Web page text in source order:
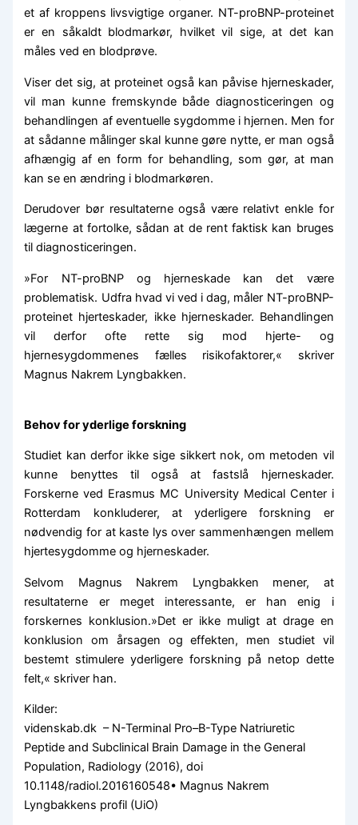
et af kroppens livsvigtige organer. NT-proBNP-proteinet
er en såkaldt blodmarkør, hvilket vil sige, at det kan
måles ved en blodprøve.
Viser det sig, at proteinet også kan påvise hjerneskader,
vil man kunne fremskynde både diagnosticeringen og
behandlingen af eventuelle sygdomme i hjernen. Men for
at sådanne målinger skal kunne gøre nytte, er man også
afhængig af en form for behandling, som gør, at man
kan se en ændring i blodmarkøren.
Derudover bør resultaterne også være relativt enkle for
lægerne at fortolke, sådan at de rent faktisk kan bruges
til diagnosticeringen.
»For NT-proBNP og hjerneskade kan det være
problematisk. Udfra hvad vi ved i dag, måler NT-proBNP-
proteinet hjerteskader, ikke hjerneskader. Behandlingen
vil derfor ofte rette sig mod hjerte- og
hjernesygdommenes fælles risikofaktorer,« skriver
Magnus Nakrem Lyngbakken.
Behov for yderlige forskning
Studiet kan derfor ikke sige sikkert nok, om metoden vil
kunne benyttes til også at fastslå hjerneskader.
Forskerne ved Erasmus MC University Medical Center i
Rotterdam konkluderer, at yderligere forskning er
nødvendig for at kaste lys over sammenhængen mellem
hjertesygdomme og hjerneskader.
Selvom Magnus Nakrem Lyngbakken mener, at
resultaterne er meget interessante, er han enig i
forskernes konklusion.»Det er ikke muligt at drage en
konklusion om årsagen og effekten, men studiet vil
bestemt stimulere yderligere forskning på netop dette
felt,« skriver han.
Kilder:
videnskab.dk – N-Terminal Pro–B-Type Natriuretic
Peptide and Subclinical Brain Damage in the General
Population, Radiology (2016), doi
10.1148/radiol.2016160548• Magnus Nakrem
Lyngbakkens profil (UiO)